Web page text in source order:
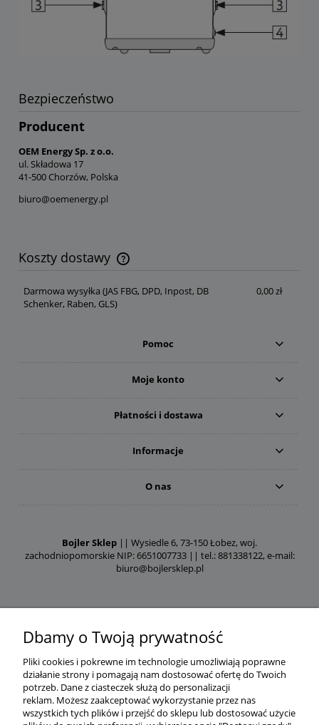
Bezpieczeństwo
Producent
OEM Energy Sp. z o.o.
ul. Składowa 17
41-500 Chorzów, Polska
biuro@oemenergy.pl
Koszty dostawy
Cena nie zawiera ewentualnych kosztów płatności
Darmowa wysyłka (JAS FBG, DPD, Inpost, DB
Schenker, Raben, GLS)
0,00 zł
Pomoc
Moje konto
Płatności i dostawa
Informacje
O nas
Bojler Sklep || Wysiedle 6, 73-150 Łobez, woj.
zachodniopomorskie NIP: 6651007733 || tel.: 881338122, e-mail:
biuro@bojlersklep.pl
Dbamy o Twoją prywatność
Pliki cookies i pokrewne im technologie umożliwiają poprawne
działanie strony i pomagają nam dostosować ofertę do Twoich
potrzeb. Dane z ciasteczek służą do personalizacji
reklam. Możesz zaakceptować wykorzystanie przez nas
wszystkich tych plików i przejść do sklepu lub dostosować użycie